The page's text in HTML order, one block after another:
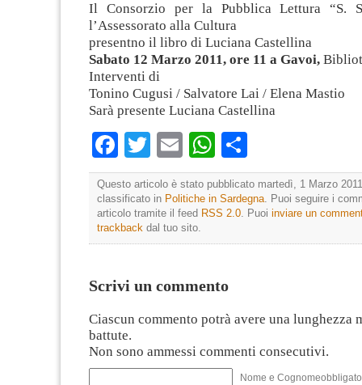
Il Consorzio per la Pubblica Lettura “S.
l’Assessorato alla Cultura
presentno il libro di Luciana Castellina
Sabato 12 Marzo 2011, ore 11 a Gavoi,
Interventi di
Tonino Cugusi / Salvatore Lai / Elena Mastio
Sarà presente Luciana Castellina
Facebook
TwitterEmailWhatsApp
Questo articolo è stato pubblicato martedì, 1 Marzo
classificato in Politiche in Sardegna. Puoi seguire i
articolo tramite il feed RSS 2.0. Puoi inviare un
trackback dal tuo sito.
Scrivi un commento
Ciascun commento potrà avere una lunghezza
battute.
Non sono ammessi commenti consecutivi.
Nome e